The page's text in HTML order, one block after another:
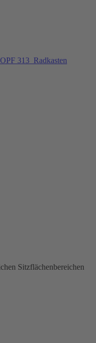
313 Radkasten
Sitzflächenbereichen